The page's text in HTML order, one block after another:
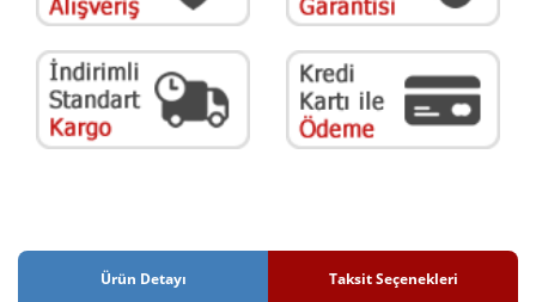
Ürün Detayı Taksit Seçenekleri